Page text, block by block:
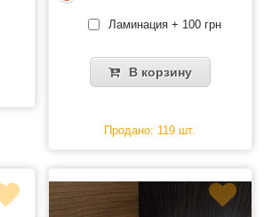
Ламинация + 100 грн
В корзину
Продано: 119 шт.